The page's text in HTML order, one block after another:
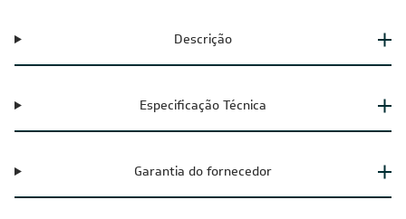
Descrição
Especificação Técnica
Garantia do fornecedor